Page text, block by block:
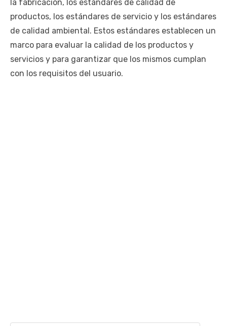
la fabricación, los estándares de calidad de
productos, los estándares de servicio y los estándares
de calidad ambiental. Estos estándares establecen un
marco para evaluar la calidad de los productos y
servicios y para garantizar que los mismos cumplan
con los requisitos del usuario.